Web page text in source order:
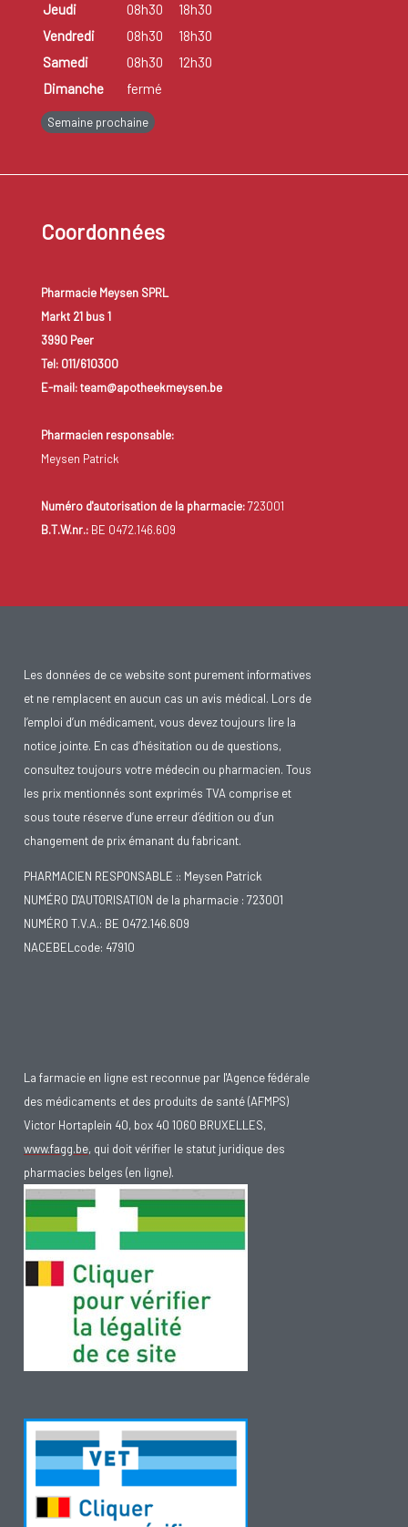
Jeudi
08h30
18h30
Vendredi
08h30
18h30
Samedi
08h30
12h30
Dimanche
fermé
Semaine prochaine
Coordonnées
Pharmacie Meysen SPRL
Markt 21 bus 1
3990 Peer
Tel: 011/610300
E-mail: team@apotheekmeysen.be
Pharmacien responsable:
Meysen Patrick
Numéro d'autorisation de la pharmacie:723001
B.T.W.nr.:BE 0472.146.609
Les données de ce website sont purement informatives
et ne remplacent en aucun cas un avis médical. Lors de
l’emploi d’un médicament, vous devez toujours lire la
notice jointe. En cas d’hésitation ou de questions,
consultez toujours votre médecin ou pharmacien. Tous
les prix mentionnés sont exprimés TVA comprise et
sous toute réserve d’une erreur d’édition ou d’un
changement de prix émanant du fabricant.
PHARMACIEN RESPONSABLE :: Meysen Patrick
NUMÉRO D'AUTORISATION de la pharmacie : 723001
NUMÉRO T.V.A.: BE 0472.146.609
NACEBELcode: 47910
La farmacie en ligne est reconnue par l'Agence fédérale
des médicaments et des produits de santé (AFMPS)
Victor Hortaplein 40, box 40 1060 BRUXELLES,
www.fagg.be, qui doit vérifier le statut juridique des
pharmacies belges (en ligne).